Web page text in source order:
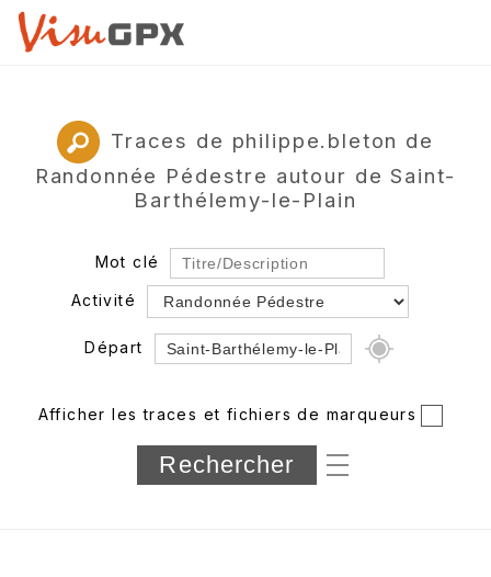
Traces de philippe.bleton de
Randonnée Pédestre autour de Saint-
Barthélemy-le-Plain
Mot clé
Activité
Départ
Département
Longueur min/max
Afficher les traces et fichiers de marqueurs